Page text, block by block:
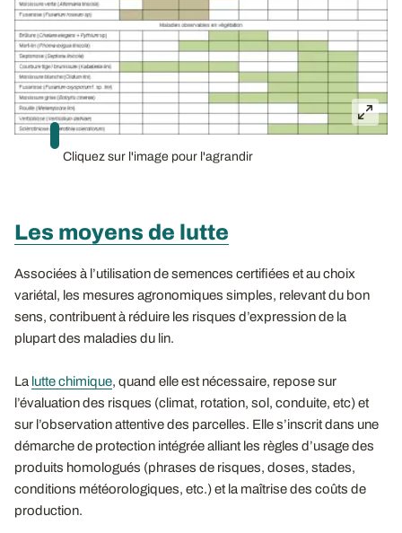
Cliquez sur l'image pour l'agrandir
Les moyens de lutte
Associées à l’utilisation de semences certifiées et au choix
variétal, les mesures agronomiques simples, relevant du bon
sens, contribuent à réduire les risques d’expression de la
plupart des maladies du lin.
La lutte chimique, quand elle est nécessaire, repose sur
l’évaluation des risques (climat, rotation, sol, conduite, etc) et
sur l’observation attentive des parcelles. Elle s’inscrit dans une
démarche de protection intégrée alliant les règles d’usage des
produits homologués (phrases de risques, doses, stades,
conditions météorologiques, etc.) et la maîtrise des coûts de
production.